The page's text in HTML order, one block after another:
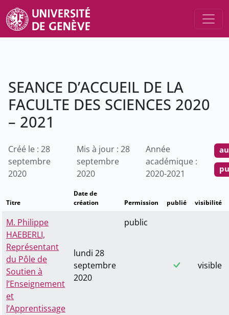
SEANCE D’ACCUEIL DE LA
FACULTE DES SCIENCES 2020
– 2021
Créé le : 28
septembre
2020
Mis à jour : 28
septembre
2020
Année
académique :
2020-2021
Titre
Date de
création
Permission publié visibilité
M. Philippe
HAEBERLI,
Représentant
du Pôle de
Soutien à
l’Enseignement
et
l’Apprentissage
lundi 28
septembre
2020
public
visible